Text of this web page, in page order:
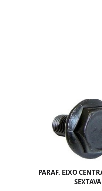
PARAF. EIXO